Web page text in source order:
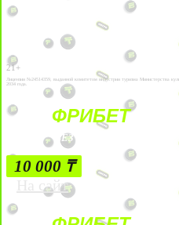
21+
Лицензии №24514359, выданной комитетом индустрии туризма Министерства
2034 года.
ФРИБЕТ
БЕЗ УСЛОВИЙ
10 000 ₸
На сайт